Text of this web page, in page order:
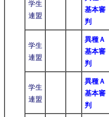
学生
連盟
基本審
判
学生
連盟
異種Ａ
基本審
判
学生
連盟
異種Ａ
基本審
判